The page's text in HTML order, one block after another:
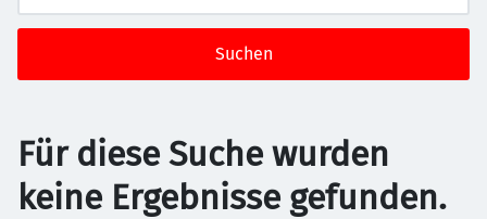
Suchen
Für diese Suche wurden
keine Ergebnisse gefunden.